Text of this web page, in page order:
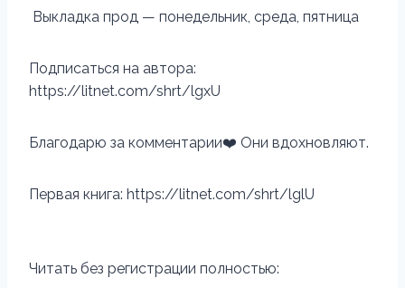
Выкладка прод — понедельник, среда, пятница
Подписаться на автора:
https://litnet.com/shrt/lgxU
Благодарю за комментарии‍❤️‍ Они вдохновляют.
Первая книга: https://litnet.com/shrt/lglU
Читать без регистрации полностью: